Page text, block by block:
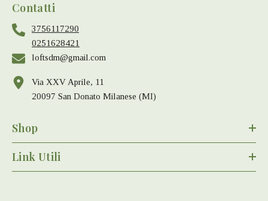
Contatti
3756117290
0251628421
loftsdm@gmail.com
Via XXV Aprile, 11
20097 San Donato Milanese (MI)
Shop
Link Utili